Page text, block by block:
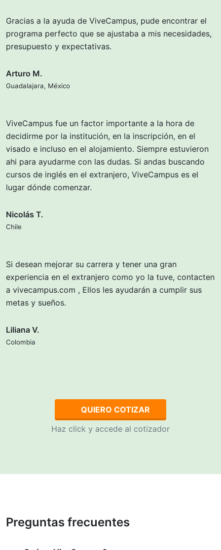
Gracias a la ayuda de ViveCampus, pude encontrar el
programa perfecto que se ajustaba a mis necesidades,
presupuesto y expectativas.
Arturo M.
Guadalajara, México
ViveCampus fue un factor importante a la hora de
decidirme por la institución, en la inscripción, en el
visado e incluso en el alojamiento. Siempre estuvieron
ahi para ayudarme con las dudas. Si andas buscando
cursos de inglés en el extranjero, ViveCampus es el
lugar dónde comenzar.
Nicolás T.
Chile
Si desean mejorar su carrera y tener una gran
experiencia en el extranjero como yo la tuve, contacten
a vivecampus.com , Ellos les ayudarán a cumplir sus
metas y sueños.
Liliana V.
Colombia
QUIERO COTIZAR
Haz click y accede al cotizador
Preguntas frecuentes